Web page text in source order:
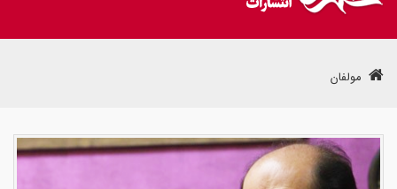
مولفان